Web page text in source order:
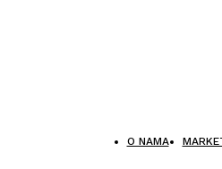
O NAMA